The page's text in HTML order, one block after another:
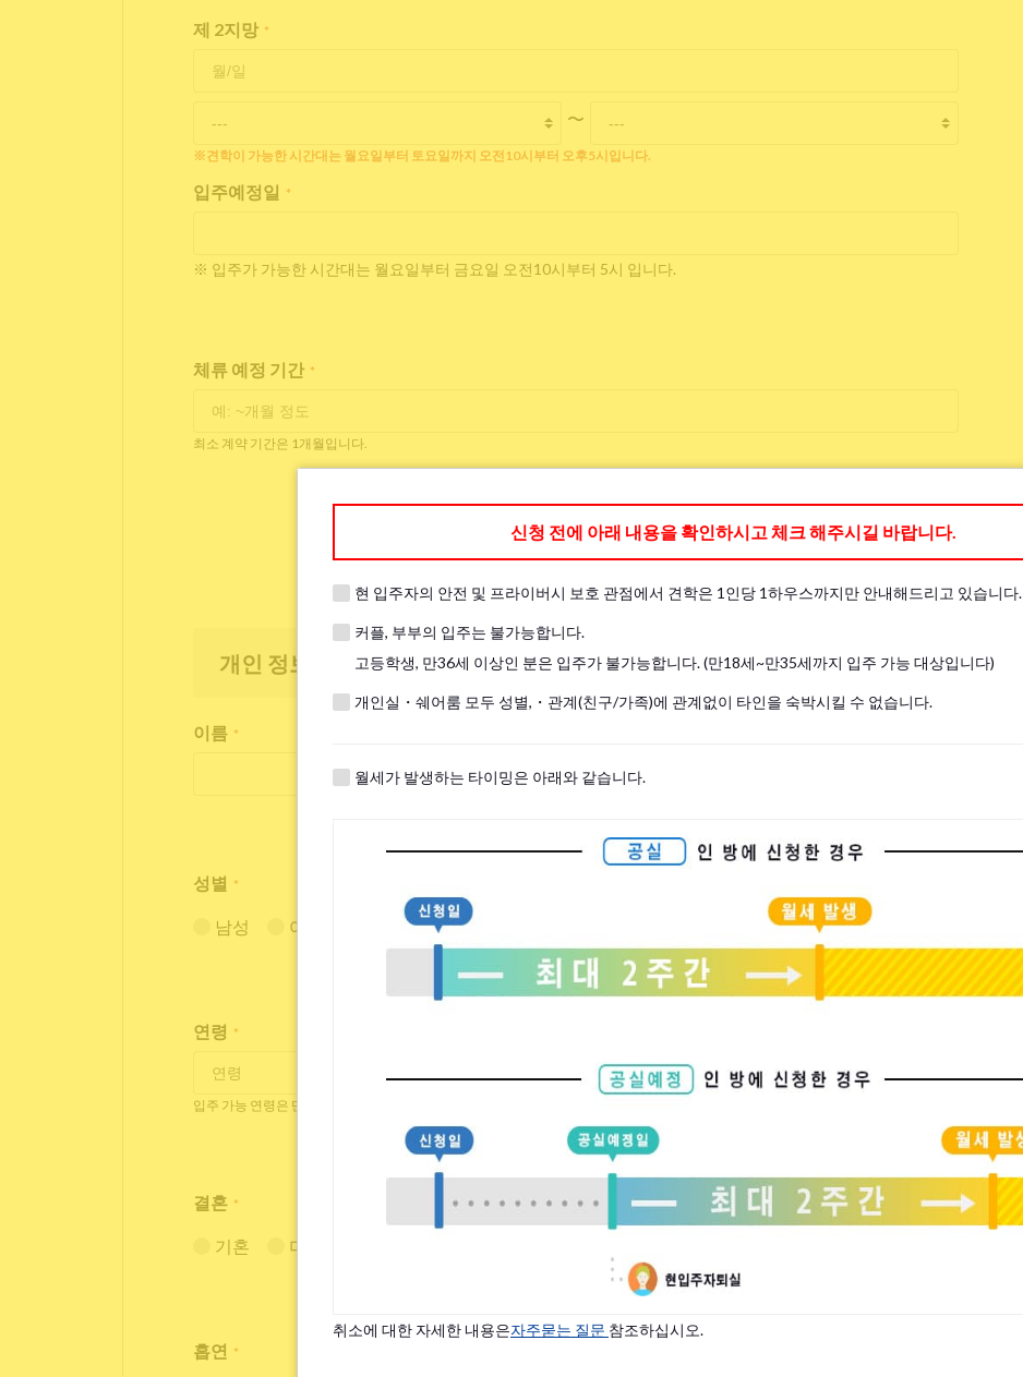
제 2지망 *
〜
※견학이 가능한 시간대는 월요일부터 토요일까지 오전10시부터 오후5시입니다.
입주예정일 *
※ 입주가 가능한 시간대는 월요일부터 금요일 오전10시부터 5시 입니다.
체류 예정 기간 *
최소 계약 기간은 1개월입니다.
개인 정보
이름 *
성별 *
남성 여성
연령 *
입주 가능 연령은 만 18세~35세까지 입니다.
결혼 *
기혼 미혼
흡연 *
신청 전에 아래 내용을 확인하시고 체크 해주시길 바랍니다.
현 입주자의 안전 및 프라이버시 보호 관점에서 견학은 1인당 1하우스까지만 안내해드리고 있습니다.
커플, 부부의 입주는 불가능합니다.
고등학생, 만36세 이상인 분은 입주가 불가능합니다. (만18세~만35세까지 입주 가능 대상입니다)
개인실・쉐어룸 모두 성별,・관계(친구/가족)에 관계없이 타인을 숙박시킬 수 없습니다.
월세가 발생하는 타이밍은 아래와 같습니다.
취소에 대한 자세한 내용은자주묻는 질문 참조하십시오.